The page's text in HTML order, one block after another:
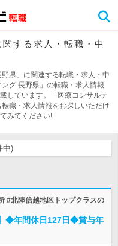
する求人・転職・中
県」に関連する転職・求人・中
グ 長野県」の転職・求人情報
しています。「医療コンサルテ
職・求人情報をお探しいただけ
みてください!
中)
#北陸信越地区トップクラスの
◆年間休日127日◆賞与年